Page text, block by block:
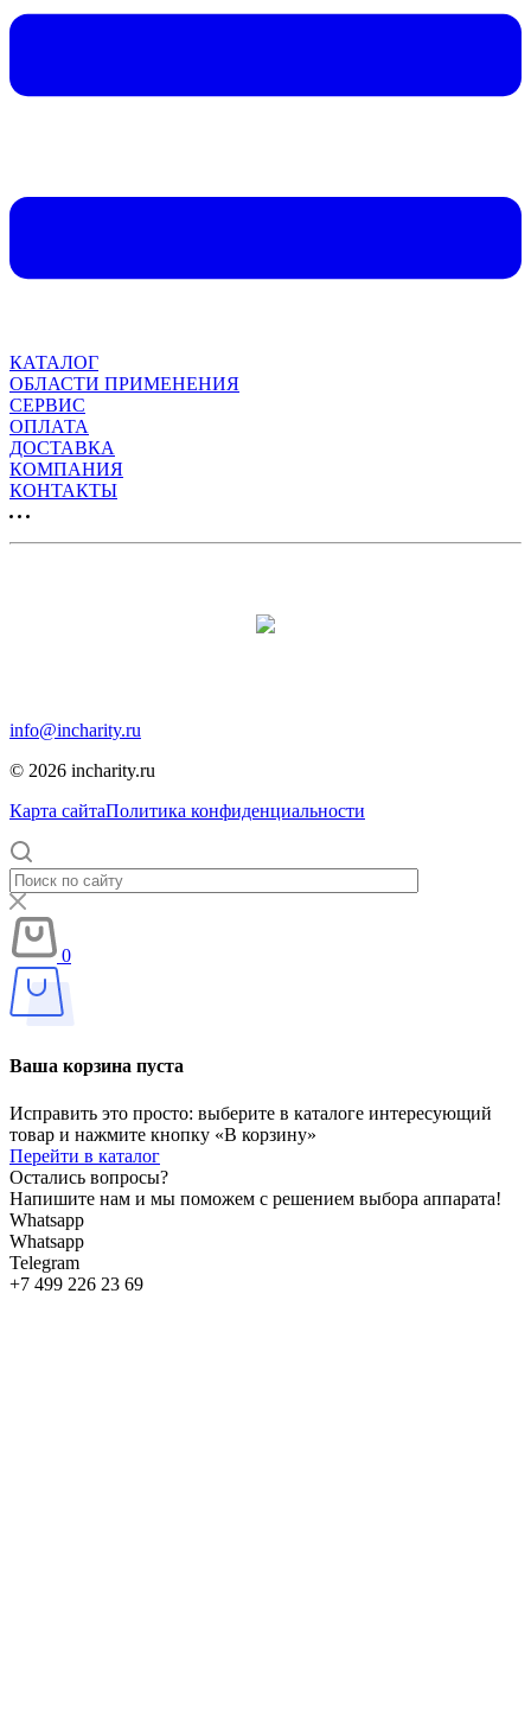
КАТАЛОГ
ОБЛАСТИ ПРИМЕНЕНИЯ
СЕРВИС
ОПЛАТА
ДОСТАВКА
КОМПАНИЯ
КОНТАКТЫ
info@incharity.ru
© 2026 incharity.ru
Карта сайтаПолитика конфиденциальности
0
Ваша корзина пуста
Исправить это просто: выберите в каталоге интересующий
товар и нажмите кнопку «В корзину»
Перейти в каталог
Остались вопросы?
Напишите нам и мы поможем с решением выбора аппарата!
Whatsapp
Whatsapp
Telegram
+7 499 226 23 69